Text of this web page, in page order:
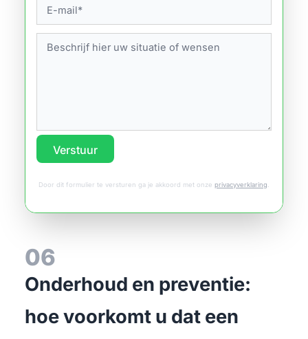
Verstuur
Door dit formulier te versturen ga je akkoord met onze privacyverklaring.
06
Onderhoud en preventie:
hoe voorkomt u dat een